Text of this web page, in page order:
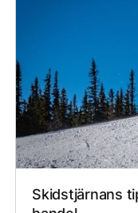
Skidstjärnans